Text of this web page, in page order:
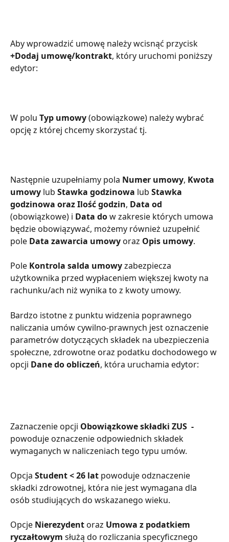
Aby wprowadzić umowę należy wcisnąć przycisk
+Dodaj umowę/kontrakt, który uruchomi poniższy
edytor:
W polu Typ umowy (obowiązkowe) należy wybrać
opcję z której chcemy skorzystać tj.
Następnie uzupełniamy pola Numer umowy, Kwota
umowy lub Stawka godzinowa lub Stawka
godzinowa oraz Ilość godzin, Data od
(obowiązkowe) i Data do w zakresie których umowa
będzie obowiązywać, możemy również uzupełnić
pole Data zawarcia umowy oraz Opis umowy.
Pole Kontrola salda umowy zabezpiecza
użytkownika przed wypłaceniem większej kwoty na
rachunku/ach niż wynika to z kwoty umowy.
Bardzo istotne z punktu widzenia poprawnego
naliczania umów cywilno-prawnych jest oznaczenie
parametrów dotyczących składek na ubezpieczenia
społeczne, zdrowotne oraz podatku dochodowego w
opcji Dane do obliczeń, która uruchamia edytor:
Zaznaczenie opcji Obowiązkowe składki ZUS  -
powoduje oznaczenie odpowiednich składek
wymaganych w naliczeniach tego typu umów.
Opcja Student < 26 lat powoduje odznaczenie
składki zdrowotnej, która nie jest wymagana dla
osób studiujących do wskazanego wieku.
Opcje Nierezydent oraz Umowa z podatkiem
ryczałtowym służą do rozliczania specyficznego